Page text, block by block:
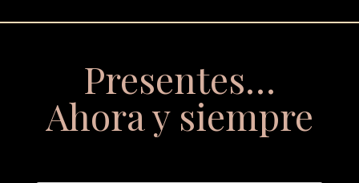
Presentes…
Ahora y siempre